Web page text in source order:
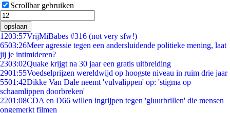
Scrollbar gebruiken
opslaan
1203:57VrijMiBabes #316 (not very sfw!)
6503:26Meer agressie tegen een andersluidende politieke mening, laat
jij je intimideren?
2303:02Quake krijgt na 30 jaar een gratis uitbreiding
2901:55Voedselprijzen wereldwijd op hoogste niveau in ruim drie jaar
5501:42Dikke Van Dale neemt 'vulvalippen' op: 'stigma op
schaamlippen doorbreken'
2201:08CDA en D66 willen ingrijpen tegen 'gluurbrillen' die mensen
ongemerkt filmen